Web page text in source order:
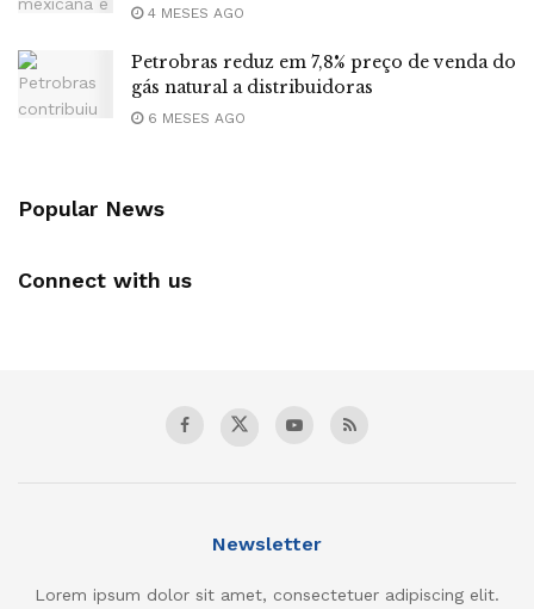
4 MESES AGO
Petrobras reduz em 7,8% preço de venda do
gás natural a distribuidoras
6 MESES AGO
Popular News
Connect with us
Newsletter
Lorem ipsum dolor sit amet, consectetuer adipiscing elit.